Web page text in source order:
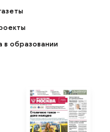
в образовании